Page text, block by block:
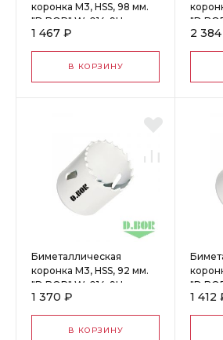
коронка М3, HSS, 98 мм.
"D.BOR" W-014-9H-
4009805D
1 467 ₽
В КОРЗИНУ
2
Биметаллическая
коронка М3, HSS, 92 мм.
"D.BOR" W-014-9H-
4009205D
1 370 ₽
В КОРЗИНУ
1 412